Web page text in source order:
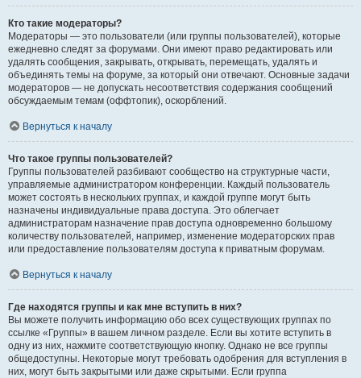
Кто такие модераторы?
Модераторы — это пользователи (или группы пользователей), которые
ежедневно следят за форумами. Они имеют право редактировать или
удалять сообщения, закрывать, открывать, перемещать, удалять и
объединять темы на форуме, за который они отвечают. Основные задачи
модераторов — не допускать несоответствия содержания сообщений
обсуждаемым темам (оффтопик), оскорблений.
Вернуться к началу
Что такое группы пользователей?
Группы пользователей разбивают сообщество на структурные части,
управляемые администратором конференции. Каждый пользователь
может состоять в нескольких группах, и каждой группе могут быть
назначены индивидуальные права доступа. Это облегчает
администраторам назначение прав доступа одновременно большому
количеству пользователей, например, изменение модераторских прав
или предоставление пользователям доступа к приватным форумам.
Вернуться к началу
Где находятся группы и как мне вступить в них?
Вы можете получить информацию обо всех существующих группах по
ссылке «Группы» в вашем личном разделе. Если вы хотите вступить в
одну из них, нажмите соответствующую кнопку. Однако не все группы
общедоступны. Некоторые могут требовать одобрения для вступления в
них, могут быть закрытыми или даже скрытыми. Если группа